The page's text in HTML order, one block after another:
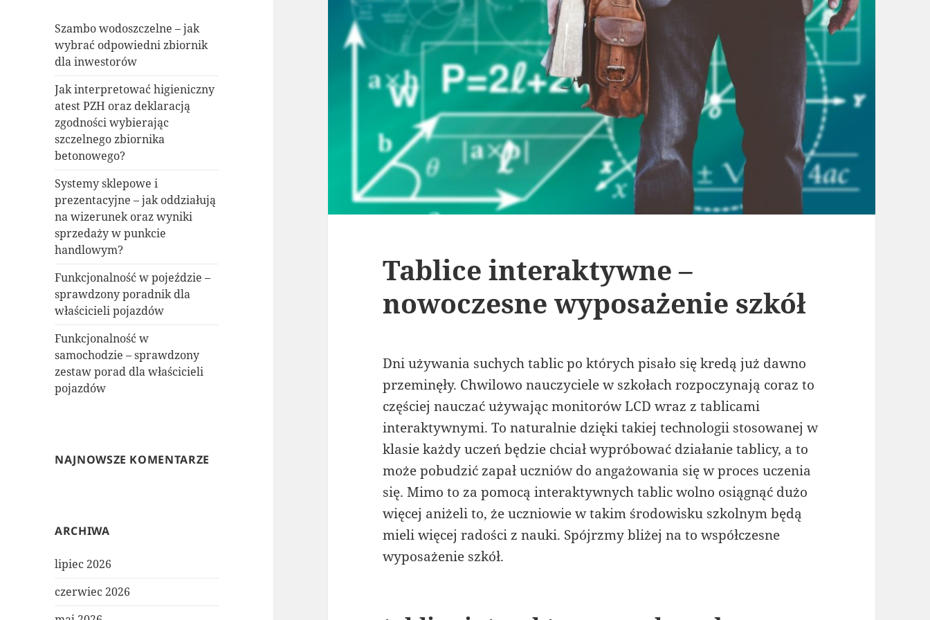
Szambo wodoszczelne – jak
wybrać odpowiedni zbiornik
dla inwestorów
Jak interpretować higieniczny
atest PZH oraz deklaracją
zgodności wybierając
szczelnego zbiornika
betonowego?
Systemy sklepowe i
prezentacyjne – jak oddziałują
na wizerunek oraz wyniki
sprzedaży w punkcie
handlowym?
Funkcjonalność w pojeździe –
sprawdzony poradnik dla
właścicieli pojazdów
Funkcjonalność w
samochodzie – sprawdzony
zestaw porad dla właścicieli
pojazdów
NAJNOWSZE KOMENTARZE
ARCHIWA
lipiec 2026
czerwiec 2026
Tablice interaktywne –
nowoczesne wyposażenie szkół
Dni używania suchych tablic po których pisało się kredą już dawno
przeminęły. Chwilowo nauczyciele w szkołach rozpoczynają coraz to
częściej nauczać używając monitorów LCD wraz z tablicami
interaktywnymi. To naturalnie dzięki takiej technologii stosowanej w
klasie każdy uczeń będzie chciał wypróbować działanie tablicy, a to
może pobudzić zapał uczniów do angażowania się w proces uczenia
się. Mimo to za pomocą interaktywnych tablic wolno osiągnąć dużo
więcej aniżeli to, że uczniowie w takim środowisku szkolnym będą
mieli więcej radości z nauki. Spójrzmy bliżej na to współczesne
wyposażenie szkół.